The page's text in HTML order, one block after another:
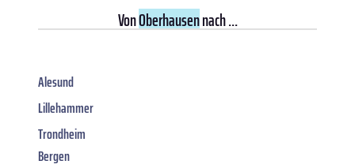
VonOberhausennach ...
Alesund
Lillehammer
Trondheim
Bergen